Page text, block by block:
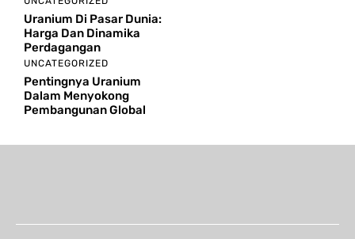
Uranium Di Pasar Dunia:
Harga Dan Dinamika
Perdagangan
UNCATEGORIZED
Pentingnya Uranium
Dalam Menyokong
Pembangunan Global